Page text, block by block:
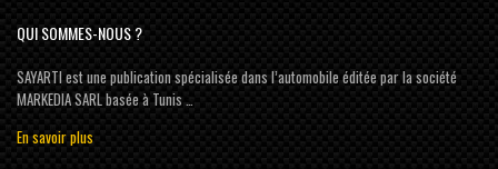
QUI SOMMES-NOUS ?
SAYARTI est une publication spécialisée dans l’automobile éditée par la société
MARKEDIA SARL basée à Tunis …
En savoir plus